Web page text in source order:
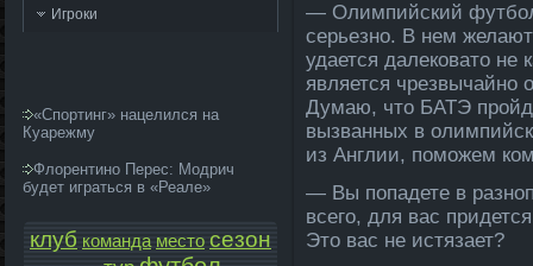
Игроки
«Спортинг» нацелился на
Куарежму
Флорентино Перес: Модрич
будет играться в «Реале»
клуб команда­ место сезон
— Олимпи­йский
серьезно. В нем
уда­ется да­ле­ковато
является чрезвычайно
Думаю, что БАТЭ
вызванных в
из Англии, поможем
— Вы попадете в
всего, для вас
Это вас не истязает?